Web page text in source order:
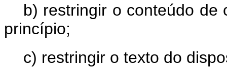
b) restringir o conteúdo de
princípio;
c) restringir o texto do